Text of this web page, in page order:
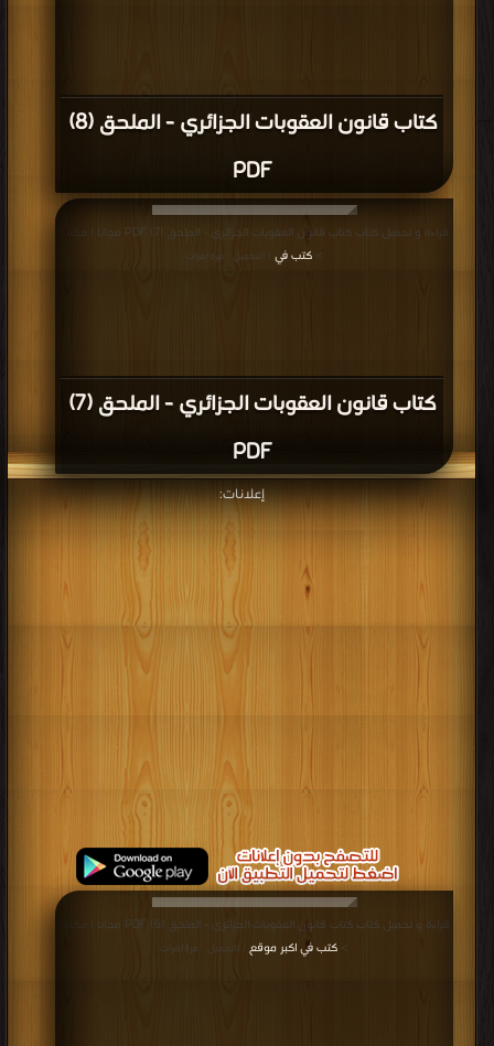
كتاب قانون العقوبات الجزائري - الملحق (8)
PDF
كتاب قانون العقوبات الجزائري - الملحق (7)
PDF
قراءة و تحميل كتاب كتاب قانون العقوبات الجزائري - الملحق (7) PDF مجانا | مكتبة
> كتب في | التحميل : مرة/مرات
إعلانات:
قراءة و تحميل كتاب كتاب قانون العقوبات الجزائري - الملحق (6) PDF مجانا | مكتبة
> كتب في اكبر موقع | التحميل : مرة/مرات